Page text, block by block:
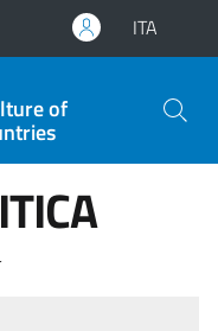
ITA
of